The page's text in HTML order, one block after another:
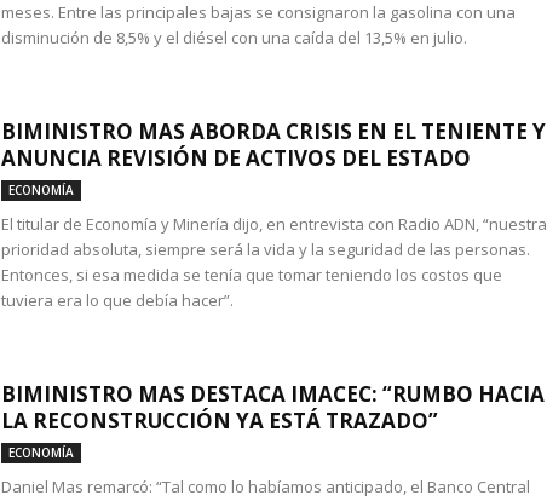
meses. Entre las principales bajas se consignaron la gasolina con una
disminución de 8,5% y el diésel con una caída del 13,5% en julio.
BIMINISTRO MAS ABORDA CRISIS EN EL TENIENTE Y
ANUNCIA REVISIÓN DE ACTIVOS DEL ESTADO
ECONOMÍA
El titular de Economía y Minería dijo, en entrevista con Radio ADN, “nuestra
prioridad absoluta, siempre será la vida y la seguridad de las personas.
Entonces, si esa medida se tenía que tomar teniendo los costos que
tuviera era lo que debía hacer”.
BIMINISTRO MAS DESTACA IMACEC: “RUMBO HACIA
LA RECONSTRUCCIÓN YA ESTÁ TRAZADO”
ECONOMÍA
Daniel Mas remarcó: “Tal como lo habíamos anticipado, el Banco Central